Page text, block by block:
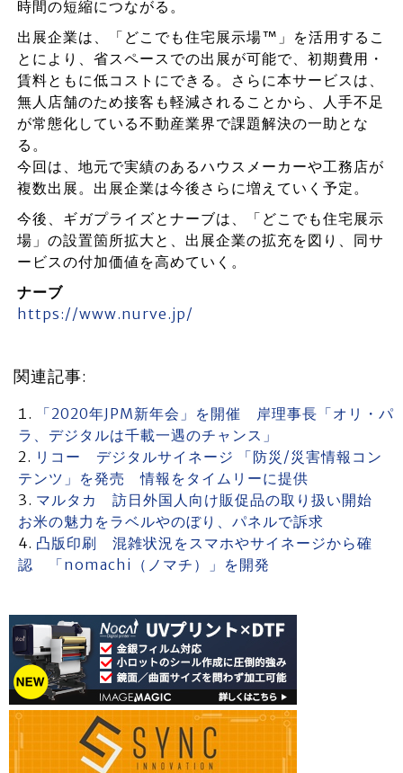
時間の短縮につながる。
出展企業は、「どこでも住宅展示場™」を活用するこ
とにより、省スペースでの出展が可能で、初期費用・
賃料ともに低コストにできる。さらに本サービスは、
無人店舗のため接客も軽減されることから、人手不足
が常態化している不動産業界で課題解決の一助とな
る。
今回は、地元で実績のあるハウスメーカーや工務店が
複数出展。出展企業は今後さらに増えていく予定。
今後、ギガプライズとナーブは、「どこでも住宅展示
場」の設置箇所拡大と、出展企業の拡充を図り、同サ
ービスの付加価値を高めていく。
ナーブ
https://www.nurve.jp/
関連記事:
「2020年JPM新年会」を開催 岸理事長「オリ・パ
ラ、デジタルは千載一遇のチャンス」
リコー デジタルサイネージ 「防災/災害情報コン
テンツ」を発売 情報をタイムリーに提供
マルタカ 訪日外国人向け販促品の取り扱い開始
お米の魅力をラベルやのぼり、パネルで訴求
凸版印刷 混雑状況をスマホやサイネージから確
認 「nomachi（ノマチ）」を開発